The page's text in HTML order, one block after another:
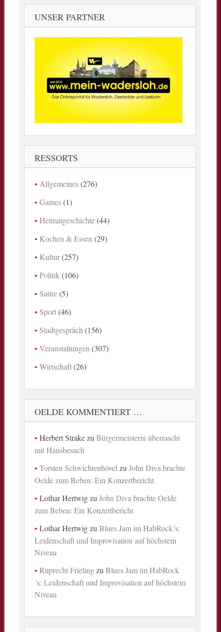
UNSER PARTNER
RESSORTS
Allgemeines(276)
Games(1)
Heimatgeschichte(44)
Kochen & Essen (29)
Kultur(257)
Politik (106)
Satire(5)
Sport(46)
Stadtgespräch (156)
Veranstaltungen (307)
Wirtschaft(26)
OELDE KOMMENTIERT …
Herbert StrakezuBürgermeisterin überrascht
mit Hausbesuch
Torsten Schwichtenhövel zuJohn Diva brachte
Oelde zum Beben: Ein Konzertbericht
Lothar HertwigzuJohn Diva brachte Oelde
zum Beben: Ein Konzertbericht
Lothar HertwigzuBlues Jam im HabRock´s:
Leidenschaft und Improvisation auf höchstem
Niveau
Ruprecht FrielingzuBlues Jam im HabRock
´s: Leidenschaft und Improvisation auf höchstem
Niveau